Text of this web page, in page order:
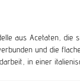
aus Acetaten,
und die
in einer